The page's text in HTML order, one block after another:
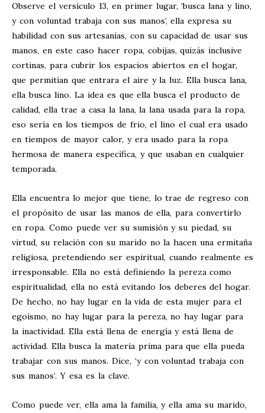
Observe el versículo 13, en primer lugar, ‘busca lana y lino,
y con voluntad trabaja con sus manos’, ella expresa su
habilidad con sus artesanías, con su capacidad de usar sus
manos, en este caso hacer ropa, cobijas, quizás inclusive
cortinas, para cubrir los espacios abiertos en el hogar,
que permitían que entrara el aire y la luz. Ella busca lana,
ella busca lino. La idea es que ella busca el producto de
calidad, ella trae a casa la lana, la lana usada para la ropa,
eso sería en los tiempos de frio, el lino el cual era usado
en tiempos de mayor calor, y era usado para la ropa
hermosa de manera específica, y que usaban en cualquier
temporada.
Ella encuentra lo mejor que tiene, lo trae de regreso con
el propósito de usar las manos de ella, para convertirlo
en ropa. Como puede ver su sumisión y su piedad, su
virtud, su relación con su marido no la hacen una ermitaña
religiosa, pretendiendo ser espiritual, cuando realmente es
irresponsable. Ella no está definiendo la pereza como
espiritualidad, ella no está evitando los deberes del hogar.
De hecho, no hay lugar en la vida de esta mujer para el
egoísmo, no hay lugar para la pereza, no hay lugar para
la inactividad. Ella está llena de energía y está llena de
actividad. Ella busca la materia prima para que ella pueda
trabajar con sus manos. Dice, ‘y con voluntad trabaja con
sus manos’. Y esa es la clave.
Como puede ver, ella ama la familia, y ella ama su marido,